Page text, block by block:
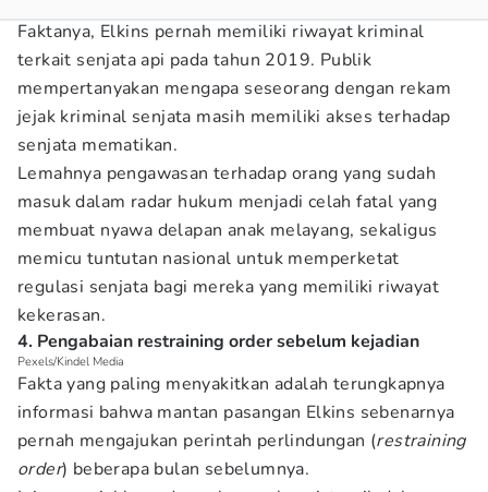
Faktanya, Elkins pernah memiliki riwayat kriminal
terkait senjata api pada tahun 2019. Publik
mempertanyakan mengapa seseorang dengan rekam
jejak kriminal senjata masih memiliki akses terhadap
senjata mematikan.
Lemahnya pengawasan terhadap orang yang sudah
masuk dalam radar hukum menjadi celah fatal yang
membuat nyawa delapan anak melayang, sekaligus
memicu tuntutan nasional untuk memperketat
regulasi senjata bagi mereka yang memiliki riwayat
kekerasan.
4. Pengabaian restraining order sebelum kejadian
Pexels/Kindel Media
Fakta yang paling menyakitkan adalah terungkapnya
informasi bahwa mantan pasangan Elkins sebenarnya
pernah mengajukan perintah perlindungan (restraining
order) beberapa bulan sebelumnya.